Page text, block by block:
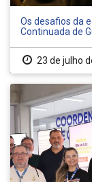
Os desafios da
Continuada de
23 de julho